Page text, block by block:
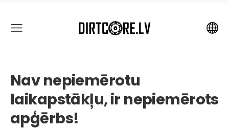
Nav nepiemērotu
laikapstākļu, ir nepiemērots
apģērbs!